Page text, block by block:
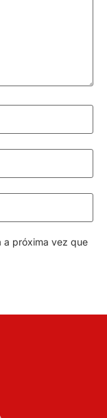
a próxima vez que